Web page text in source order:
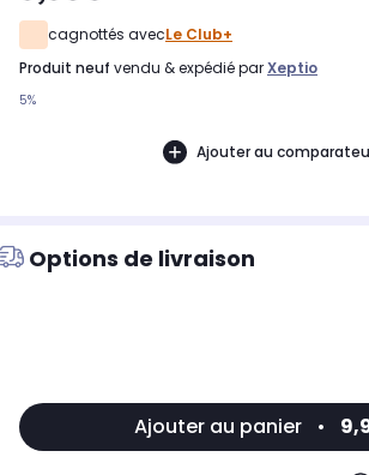
cagnottés avecLe Club+
produit neuf vendu & expédié parXeptio
5%
Ajouter au
Options de livraison
Ajouter au panier •